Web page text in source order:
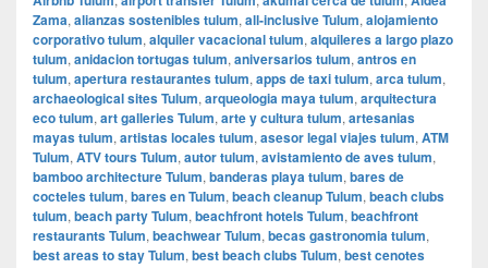
Zama, alianzas sostenibles tulum, all-inclusive Tulum, alojamiento
corporativo tulum, alquiler vacacional tulum, alquileres a largo plazo
tulum, anidacion tortugas tulum, aniversarios tulum, antros en
tulum, apertura restaurantes tulum, apps de taxi tulum, arca tulum,
archaeological sites Tulum, arqueologia maya tulum, arquitectura
eco tulum, art galleries Tulum, arte y cultura tulum, artesanias
mayas tulum, artistas locales tulum, asesor legal viajes tulum, ATM
Tulum, ATV tours Tulum, autor tulum, avistamiento de aves tulum,
bamboo architecture Tulum, banderas playa tulum, bares de
cocteles tulum, bares en Tulum, beach cleanup Tulum, beach clubs
tulum, beach party Tulum, beachfront hotels Tulum, beachfront
restaurants Tulum, beachwear Tulum, becas gastronomia tulum,
best areas to stay Tulum, best beach clubs Tulum, best cenotes